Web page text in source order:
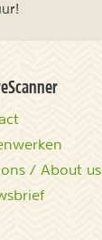
ons / About us